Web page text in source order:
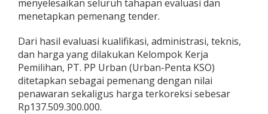
B
h
a
g
a
u
n
menyelesaikan seluruh tahapan evaluasi dan
menetapkan pemenang tender.
Dari hasil evaluasi kualifikasi, administrasi, teknis,
dan harga yang dilakukan Kelompok Kerja
Pemilihan, PT. PP Urban (Urban-Penta KSO)
ditetapkan sebagai pemenang dengan nilai
penawaran sekaligus harga terkoreksi sebesar
Rp137.509.300.000.